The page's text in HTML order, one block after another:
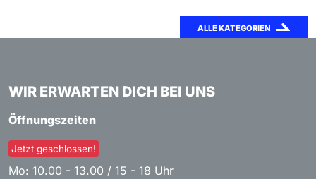
ALLE KATEGORIEN
WIR ERWARTEN DICH BEI UNS
Öffnungszeiten
Jetzt geschlossen!
Mo: 10.00 - 13.00 / 15 - 18 Uhr